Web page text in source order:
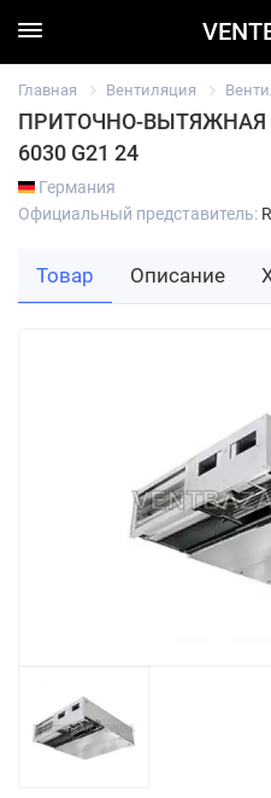
Главная Вентиляция
ПРИТОЧНО-ВЫТЯЖНАЯ
6030 G21 24
Германия
Официальный представитель:
Товар Описание